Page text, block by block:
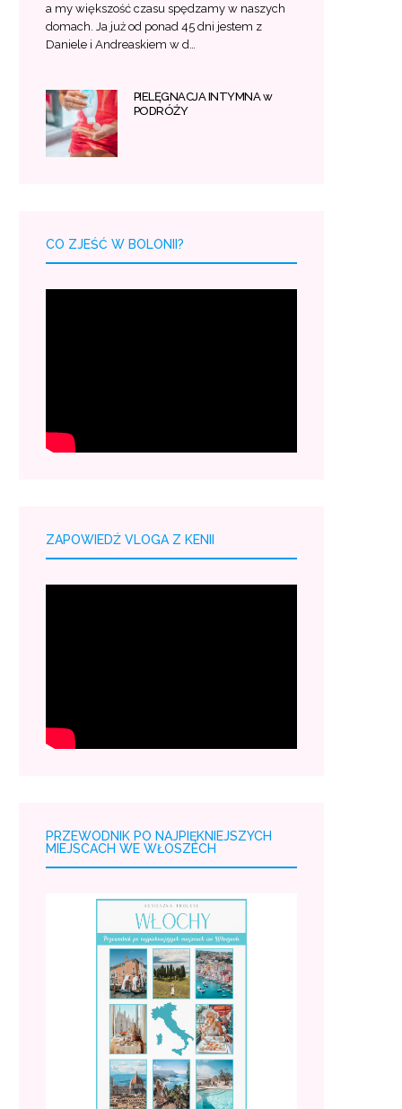
a my większość czasu spędzamy w naszych
domach. Ja już od ponad 45 dni jestem z
Daniele i Andreaskiem w d…
PIELĘGNACJA INTYMNA w
PODRÓŻY
CO ZJEŚĆ W BOLONII?
ZAPOWIEDŹ VLOGA Z KENII
PRZEWODNIK PO NAJPIĘKNIEJSZYCH
MIEJSCACH WE WŁOSZECH